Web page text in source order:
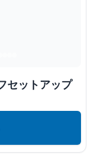
セットアップ